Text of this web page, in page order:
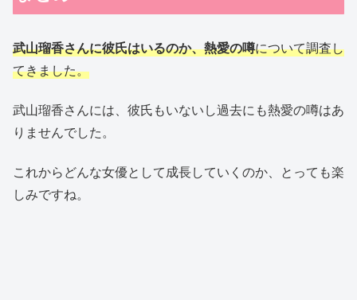
武山瑠香さんに彼氏はいるのか、熱愛の噂について調査し
てきました。
武山瑠香さんには、彼氏もいないし過去にも熱愛の噂はあ
りませんでした。
これからどんな女優として成長していくのか、とっても楽
しみですね。